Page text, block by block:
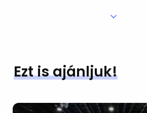
Ezt is ajánljuk!